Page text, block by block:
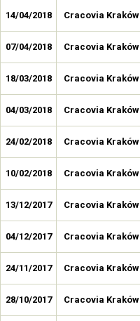
14/04/2018 Cracovia Kraków
07/04/2018 Cracovia Kraków
18/03/2018 Cracovia Kraków
04/03/2018 Cracovia Kraków
24/02/2018 Cracovia Kraków
10/02/2018 Cracovia Kraków
13/12/2017 Cracovia Kraków
04/12/2017 Cracovia Kraków
24/11/2017 Cracovia Kraków
28/10/2017 Cracovia Kraków